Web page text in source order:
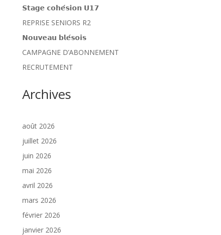
𝗦𝘁𝗮𝗴𝗲 𝗰𝗼𝗵𝗲́𝘀𝗶𝗼𝗻 𝗨𝟭𝟳
REPRISE SENIORS R2
𝗡𝗼𝘂𝘃𝗲𝗮𝘂 𝗯𝗹𝗲́𝘀𝗼𝗶𝘀
CAMPAGNE D’ABONNEMENT
RECRUTEMENT
Archives
août 2026
juillet 2026
juin 2026
mai 2026
avril 2026
mars 2026
février 2026
janvier 2026